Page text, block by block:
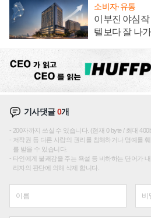
소비자·유통
이부진 야심
텔보다 잘 나
기사댓글0개
200자까지 쓰실 수 있습니다. (현재 0 byte / 최대
저작권 등 다른 사람의 권리를 침해하거나 명예를
를 받을 수 있습니다.
타인에게 불쾌감을 주는 욕설 등 비하하는 단어가
리자의 판단에 의해 삭제 합니다.